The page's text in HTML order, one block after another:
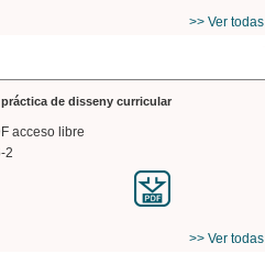
>> Ver todas
de disseny curricular
acceso libre
2
>> Ver todas